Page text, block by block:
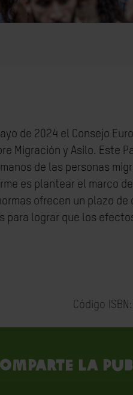
de 2024 el Consejo
Migración y Asilo. Este
de las personas
es plantear el marco
ofrecen un plazo
para lograr que los
Código
la